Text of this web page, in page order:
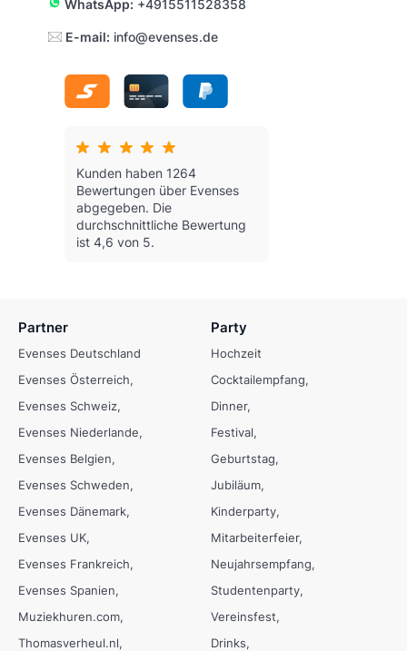
WhatsApp: +4915511528358
E-mail: info@evenses.de
Kunden haben 1264
Bewertungen über Evenses
abgegeben. Die
durchschnittliche Bewertung
ist 4,6 von 5.
Partner
Evenses Deutschland
Evenses Österreich
Evenses Schweiz
Evenses Niederlande
Evenses Belgien
Evenses Schweden
Evenses Dänemark
Evenses UK
Evenses Frankreich
Evenses Spanien
Muziekhuren.com
Thomasverheul.nl
Party
Hochzeit
Cocktailempfang
Dinner
Festival
Geburtstag
Jubiläum
Kinderparty
Mitarbeiterfeier
Neujahrsempfang
Studentenparty
Vereinsfest
Drinks